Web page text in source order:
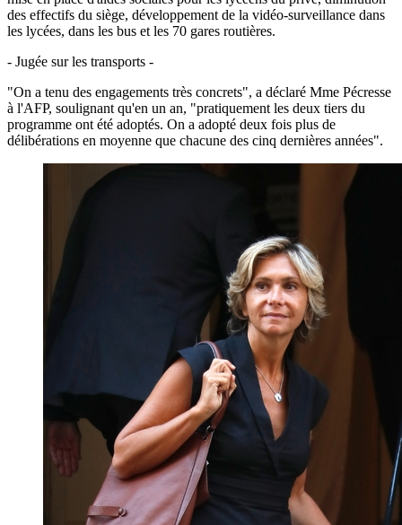
des effectifs du siège, développement de la vidéo-surveillance dans
les lycées, dans les bus et les 70 gares routières.
- Jugée sur les transports -
"On a tenu des engagements très concrets", a déclaré Mme Pécresse
à l'AFP, soulignant qu'en un an, "pratiquement les deux tiers du
programme ont été adoptés. On a adopté deux fois plus de
délibérations en moyenne que chacune des cinq dernières années".